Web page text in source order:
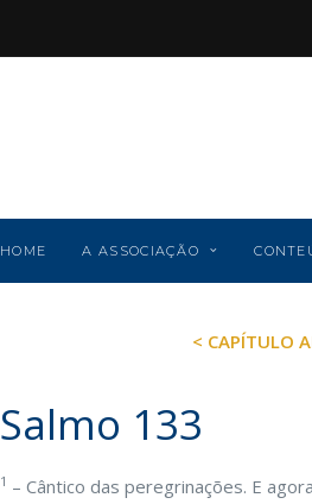
HOME A ASSOCIAÇÃO
< CAPÍTULO
Salmo 133
1 – Cântico das peregrinações. E